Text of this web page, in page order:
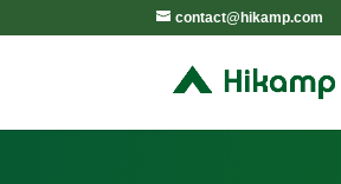
contact@hikamp.com